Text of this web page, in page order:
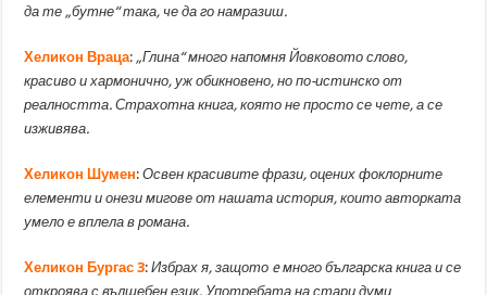
да те „бутне“ така, че да го намразиш.
Хеликон Враца: „Глина“ много напомня Йовковото слово,
красиво и хармонично, уж обикновено, но по-истинско от
реалността. Страхотна книга, която не просто се чете, а се
изживява.
Хеликон Шумен:Освен красивите фрази, оцених фоклорните
елементи и онези мигове от нашата история, които авторката
умело е вплела в романа.
Хеликон Бургас 3:Избрах я, защото e много българска книга и се
откроява с вълшебен език. Употребата на стари думи